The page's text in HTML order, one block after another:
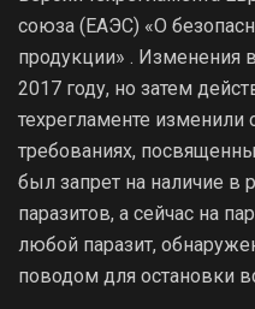
союза (ЕАЭС) «О
продукции» . Изменения
2017 году, но затем
техрегламенте
требованиях,
был запрет на наличие
паразитов, а сейчас на
любой паразит,
поводом для остановки